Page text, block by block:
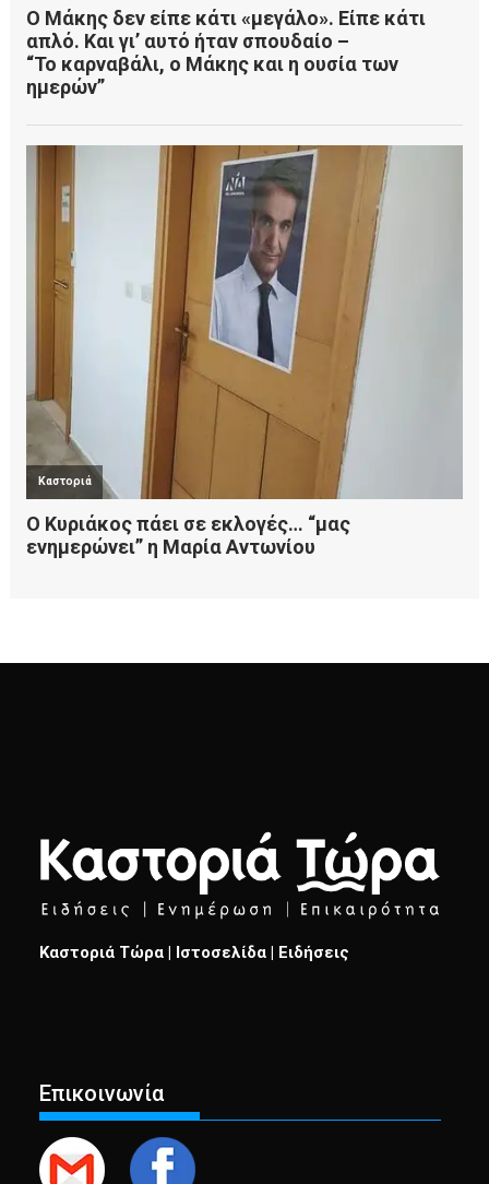
Καστοριά Τώρα | Ιστοσελίδα | Ειδήσεις
Επικοινωνία